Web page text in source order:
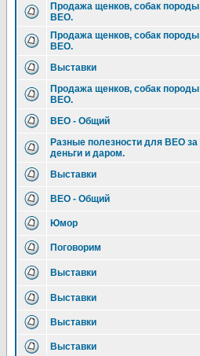
Продажа щенков, собак породы
ВЕО.
Продажа щенков, собак породы
ВЕО.
Выставки
Продажа щенков, собак породы
ВЕО.
ВЕО - Общий
Разные полезности для ВЕО за
деньги и даром.
Выставки
ВЕО - Общий
Юмор
Поговорим
Выставки
Выставки
Выставки
Выставки